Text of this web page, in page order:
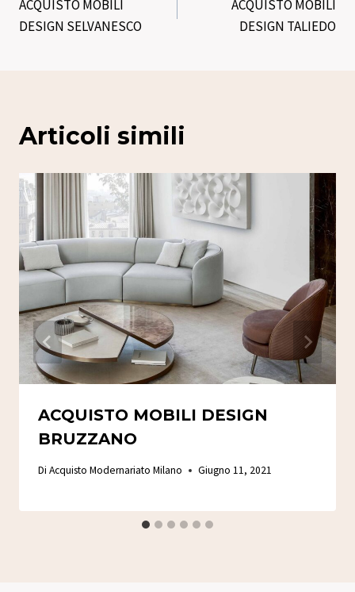
articoli
ACQUISTO MOBILI
DESIGN SELVANESCO
ACQUISTO MOBILI
DESIGN TALIEDO
Articoli simili
ACQUISTO MOBILI DESIGN
BRUZZANO
Di Acquisto Modernariato Milano Giugno 11, 2021